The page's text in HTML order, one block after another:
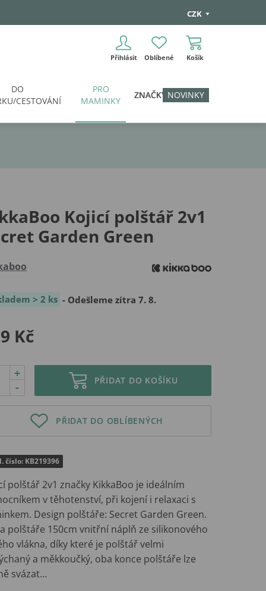
CZK
Přihlásit Oblíbené Košík
DO
CESTOVÁNÍ
PRO
MAMINKY
ZNAČKY NOVINKY
Kojicí polštář 2v1
Garden Green
> 2 ks - Odešleme zítra 7. 8.
Kč
-
+
PŘIDAT DO KOŠÍKU
PŘIDAT DO OBLÍBENÝCH
číslo: KB219396
polštář 2v1 značky KikkaBoo je ideálním
v těhotenství, při kojení i relaxaci s
Design polštáře: Secret Garden Green.
polštáře 150cm vnitřní náplň ze silikonového
vlákna, díky které je polštář velmi
a měkkoučký, oba konce polštáře lze
svázat…